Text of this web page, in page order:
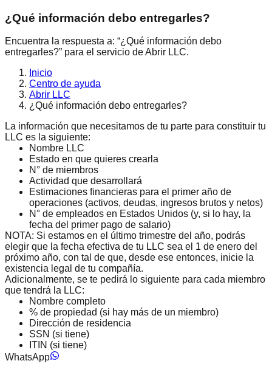
¿Qué información debo entregarles?
Encuentra la respuesta a: “¿Qué información debo
entregarles?” para el servicio de Abrir LLC.
Inicio
Centro de ayuda
Abrir LLC
¿Qué información debo entregarles?
La información que necesitamos de tu parte para constituir tu
LLC es la siguiente:
Nombre LLC
Estado en que quieres crearla
N° de miembros
Actividad que desarrollará
Estimaciones financieras para el primer año de
operaciones (activos, deudas, ingresos brutos y netos)
N° de empleados en Estados Unidos (y, si lo hay, la
fecha del primer pago de salario)
NOTA: Si estamos en el último trimestre del año, podrás
elegir que la fecha efectiva de tu LLC sea el 1 de enero del
próximo año, con tal de que, desde ese entonces, inicie la
existencia legal de tu compañía.
Adicionalmente, se te pedirá lo siguiente para cada miembro
que tendrá la LLC:
Nombre completo
% de propiedad (si hay más de un miembro)
Dirección de residencia
SSN (si tiene)
ITIN (si tiene)
WhatsApp